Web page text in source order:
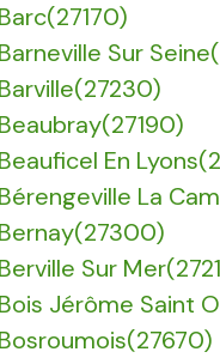
Sur
En
La
Sur
Jérôme Saint